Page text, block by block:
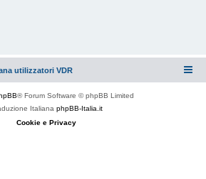
utilizzatori VDR
® Forum Software © phpBB Limited
Italiana phpBB-Italia.it
Cookie e Privacy